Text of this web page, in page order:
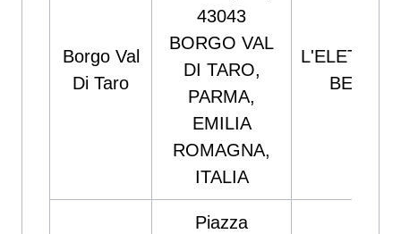
Borgo Val
Di Taro
43043
BORGO VAL
DI TARO,
PARMA,
EMILIA
ROMAGNA,
ITALIA
Piazza